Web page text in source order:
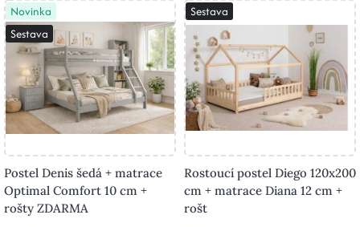
Novinka
Sestava
Postel Denis šedá + matrace
Optimal Comfort 10 cm +
rošty ZDARMA
Sestava
Rostoucí postel Diego 120x200
cm + matrace Diana 12 cm +
rošt